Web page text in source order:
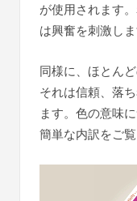
が使用されます
は興奮を刺激しま
同様に、ほとん
それは信頼、落
ます。色の意味
簡単な内訳をご覧